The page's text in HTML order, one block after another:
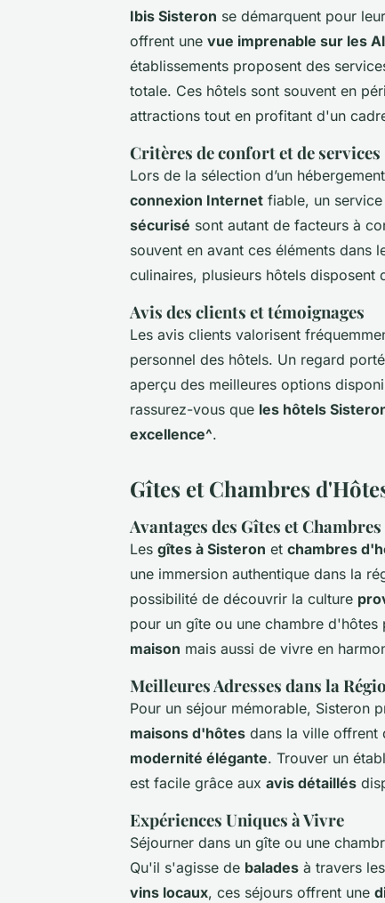
Ibis Sisteron se démarquent pour
offrent une vue imprenable sur les
établissements proposent des
totale. Ces hôtels sont souvent en
attractions tout en profitant d'un
Critères de confort et de services
Lors de la sélection d’un
connexion Internet fiable, un
sécurisé sont autant de facteurs à
souvent en avant ces éléments dans
culinaires, plusieurs hôtels disposent
Avis des clients et témoignages
Les avis clients valorisent
personnel des hôtels. Un regard
aperçu des meilleures options
rassurez-vous que les hôtels
excellence^.
Gîtes et Chambres
Avantages des Gîtes et
Les gîtes à Sisteron et chambres
une immersion authentique dans la
possibilité de découvrir la culture
pour un gîte ou une chambre
maison mais aussi de vivre en
Meilleures Adresses dans la
Pour un séjour mémorable, Sisteron
maisons d'hôtes dans la ville offrent
modernité élégante. Trouver un
est facile grâce aux avis détaillés
Expériences Uniques à Vivre
Séjourner dans un gîte ou une
Qu'il s'agisse de balades à travers
vins locaux, ces séjours offrent une